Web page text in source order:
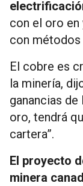
con el oro
con métodos
El cobre es
la minería,
ganancias
oro, tendrá
cartera”.
El proyecto
minera